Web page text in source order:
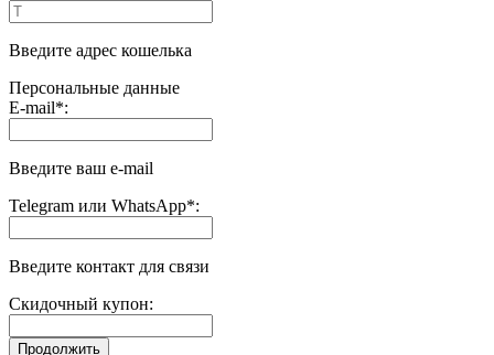
Введите адрес кошелька
Персональные данные
E-mail*:
Введите ваш e-mail
Telegram или WhatsApp*:
Введите контакт для связи
Скидочный купон: